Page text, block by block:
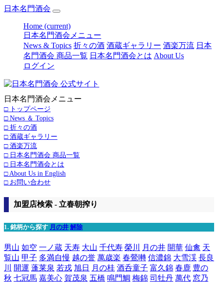
日本名門酒会
Home (current)
日本名門酒会メニュー
News & Topics 折々の酒 酒蔵ギャラリー 酒楽万流 日本
名門酒会 商品一覧 日本名門酒会とは About Us
ログイン
日本名門酒会メニュー
□ トップページ
□ News ＆ Topics
□ 折々の酒
□ 酒蔵ギャラリー
□ 酒楽万流
□ 日本名門酒会 商品一覧
□ 日本名門酒会とは
□ About Us in English
□ お問い合わせ
加盟店検索 - 立春朝搾り
1. 銘柄から探す 月の井 解除
男山 如空 一ノ蔵 天寿 大山 千代寿 榮川 月の井 開華 仙禽 天
覧山 甲子 多満自慢 越の誉 萬歳楽 春鶯囀 信濃錦 大雪渓 長良
川
開運 蓬莱泉 若戎 旭日 月の桂 酒呑童子 富久錦 春鹿 豊の
秋 七冠馬 嘉美心 賀茂泉 五橋 鳴門鯛 梅錦 司牡丹 萬代 窓乃